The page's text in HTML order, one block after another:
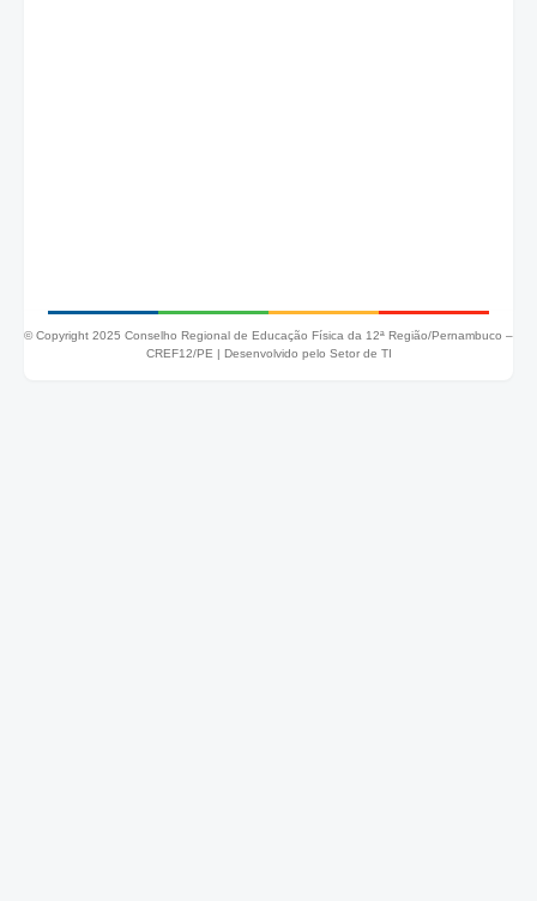
© Copyright 2025 Conselho Regional de Educação Física da 12ª Região/Pernambuco –
CREF12/PE |
Desenvolvido pelo Setor de TI